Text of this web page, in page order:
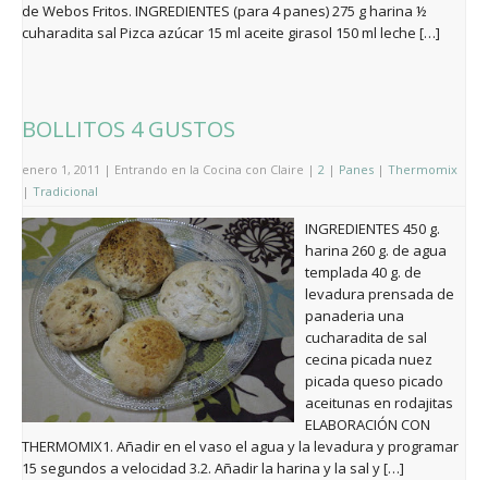
de Webos Fritos. INGREDIENTES (para 4 panes) 275 g harina ½
cuharadita sal Pizca azúcar 15 ml aceite girasol 150 ml leche […]
BOLLITOS 4 GUSTOS
enero 1, 2011 | Entrando en la Cocina con Claire | 2 | Panes | Thermomix
| Tradicional
INGREDIENTES 450 g.
harina 260 g. de agua
templada 40 g. de
levadura prensada de
panaderia una
cucharadita de sal
cecina picada nuez
picada queso picado
aceitunas en rodajitas
ELABORACIÓN CON
THERMOMIX1. Añadir en el vaso el agua y la levadura y programar
15 segundos a velocidad 3.2. Añadir la harina y la sal y […]